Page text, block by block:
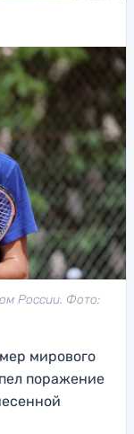
России. Фото:
мирового
поражение